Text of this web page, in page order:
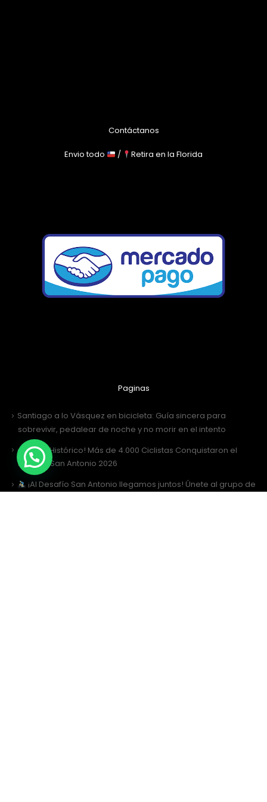
Contáctanos
Envio todo / Retira en la Florida
Paginas
Santiago a lo Vásquez en bicicleta: Guía sincera para
sobrevivir, pedalear de noche y no morir en el intento
¡Récord Histórico! Más de 4.000 Ciclistas Conquistaron el
Desafío San Antonio 2026
¡Al Desafío San Antonio llegamos juntos! Únete al grupo de